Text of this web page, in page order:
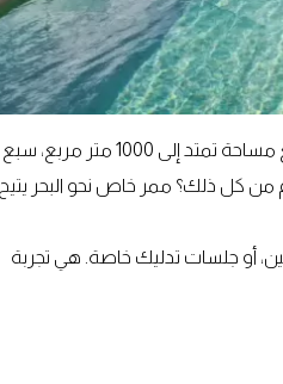
من الوهلة الأولى، تأسر هذه الفيلا الأنظار بموقعها المطلّ على البحر من كل زاوية، مع مساحة تمتد إلى 1000 متر مربع، سبع
من كل ذلك؟ ممر خاص نحو البحر يتيح
أو جلسات تدليك خاصة. هي تجربة